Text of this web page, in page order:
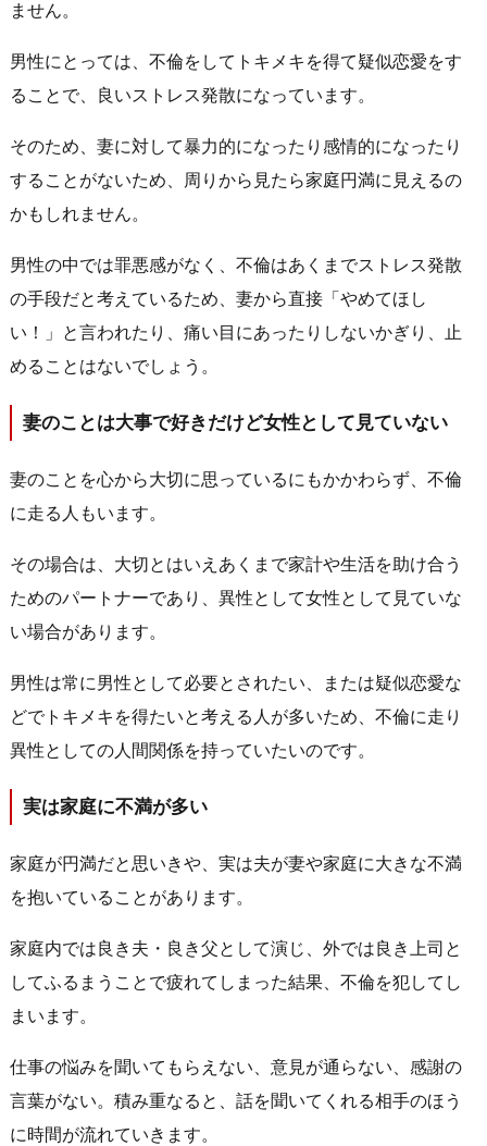
ません。
男性にとっては、不倫をしてトキメキを得て疑似恋愛をす
ることで、良いストレス発散になっています。
そのため、妻に対して暴力的になったり感情的になったり
することがないため、周りから見たら家庭円満に見えるの
かもしれません。
男性の中では罪悪感がなく、不倫はあくまでストレス発散
の手段だと考えているため、妻から直接「やめてほし
い！」と言われたり、痛い目にあったりしないかぎり、止
めることはないでしょう。
妻のことは大事で好きだけど女性として見ていない
妻のことを心から大切に思っているにもかかわらず、不倫
に走る人もいます。
その場合は、大切とはいえあくまで家計や生活を助け合う
ためのパートナーであり、異性として女性として見ていな
い場合があります。
男性は常に男性として必要とされたい、または疑似恋愛な
どでトキメキを得たいと考える人が多いため、不倫に走り
異性としての人間関係を持っていたいのです。
実は家庭に不満が多い
家庭が円満だと思いきや、実は夫が妻や家庭に大きな不満
を抱いていることがあります。
家庭内では良き夫・良き父として演じ、外では良き上司と
してふるまうことで疲れてしまった結果、不倫を犯してし
まいます。
仕事の悩みを聞いてもらえない、意見が通らない、感謝の
言葉がない。積み重なると、話を聞いてくれる相手のほう
に時間が流れていきます。